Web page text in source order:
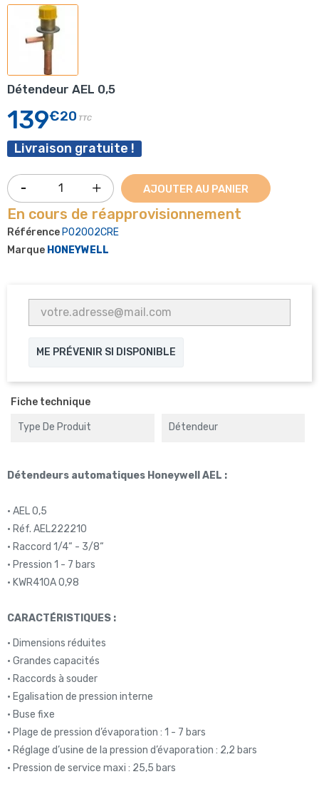
Détendeur AEL 0,5
139€20 TTC
Livraison gratuite !
AJOUTER AU PANIER
En cours de réapprovisionnement
Référence P02002CRE
Marque HONEYWELL
ME PRÉVENIR SI DISPONIBLE
Fiche technique
Type De Produit Détendeur
Détendeurs automatiques Honeywell AEL :
• AEL 0,5
• Réf. AEL222210
• Raccord 1/4“ - 3/8“
• Pression 1 - 7 bars
• KWR410A 0,98
CARACTÉRISTIQUES :
• Dimensions réduites
• Grandes capacités
• Raccords à souder
• Egalisation de pression interne
• Buse fixe
• Plage de pression d’évaporation : 1 - 7 bars
• Réglage d’usine de la pression d’évaporation : 2,2 bars
• Pression de service maxi : 25,5 bars